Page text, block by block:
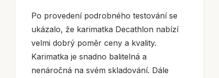
Po provedení podrobného testování se
ukázalo, že karimatka Decathlon nabízí
velmi dobrý poměr ceny a kvality.
Karimatka je snadno balitelná a
nenáročná na svém skladování. Dále